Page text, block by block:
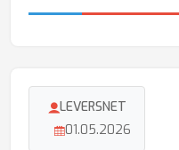
LEVERSNET
01.05.2026